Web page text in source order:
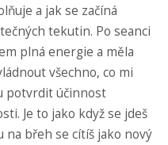
a jak se začíná
tekutin. Po seanci
plná energie a měla
všechno, co mi
potvrdit účinnost
Je to jako když se jdeš
na břeh se cítíš jako nový